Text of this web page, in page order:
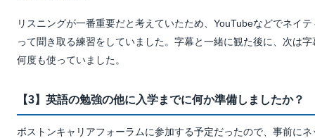
リスニングが一番重要だと考えていたため、YouTubeなどでネイ
って聞き取る練習をしていました。字幕と一緒に観た後に、次は
何度も使っていました。
【3】英語の勉強の他に入学までに何か準備しましたか？
ボストンキャリアフォーラムに参加する予定だったので、事前に